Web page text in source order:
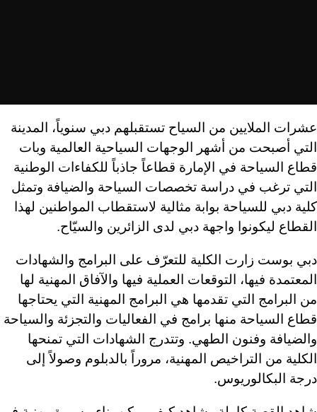
عشرات الملايين من السياح تستقبلهم دبي سنوياً، المدينة
التي أصبحت من أشهر الوجهات السياحية العالمية وبات
قطاع السياحة في الإمارة قطاعاً جاذباً للكفاءات الوطنية
التي ترغب في دراسة تخصصات السياحة والضيافة وتمثل
كلية دبي للسياحة بوابة مثالية لاستقطاب المواطنين لهذا
القطاع ليكونوا واجهة دبي لدى الزائرين والسيّاح.
دبي بوست زارت الكلية للتعرّف على البرامج والشهادات
المعتمدة فيها، التوقعات العملية فيها والآفاق المهنية لها
من البرامج التي تقدمها هي البرامج المهنية التي يحتاجها
قطاع السياحة منها برامج في الفعاليات والتجزئة والسياحة
والضيافة وفنون الطهي. وتتدرج الشهادات التي تمنحها
الكلية من التراخيص المهنية، مروراً بالدبلوم وصولاً إلى
درجة البكالوريوس.